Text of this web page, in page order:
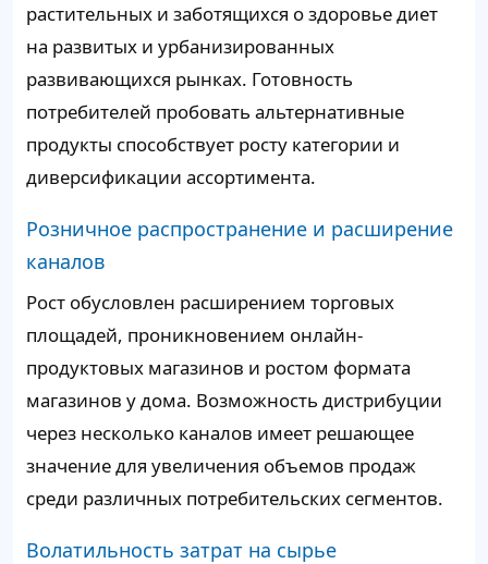
растительных и заботящихся о здоровье диет
на развитых и урбанизированных
развивающихся рынках. Готовность
потребителей пробовать альтернативные
продукты способствует росту категории и
диверсификации ассортимента.
Розничное распространение и расширение
каналов
Рост обусловлен расширением торговых
площадей, проникновением онлайн-
продуктовых магазинов и ростом формата
магазинов у дома. Возможность дистрибуции
через несколько каналов имеет решающее
значение для увеличения объемов продаж
среди различных потребительских сегментов.
Волатильность затрат на сырье